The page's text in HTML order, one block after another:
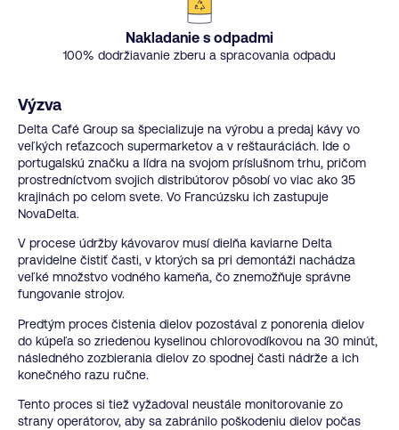
Nakladanie s odpadmi
100% dodržiavanie zberu a spracovania odpadu
Výzva
Delta Café Group sa špecializuje na výrobu a predaj kávy vo
veľkých reťazcoch supermarketov a v reštauráciách. Ide o
portugalskú značku a lídra na svojom príslušnom trhu, pričom
prostredníctvom svojich distribútorov pôsobí vo viac ako 35
krajinách po celom svete. Vo Francúzsku ich zastupuje
NovaDelta.
V procese údržby kávovarov musí dielňa kaviarne Delta
pravidelne čistiť časti, v ktorých sa pri demontáži nachádza
veľké množstvo vodného kameňa, čo znemožňuje správne
fungovanie strojov.
Predtým proces čistenia dielov pozostával z ponorenia dielov
do kúpeľa so zriedenou kyselinou chlorovodíkovou na 30 minút,
následného zozbierania dielov zo spodnej časti nádrže a ich
konečného razu ručne.
Tento proces si tiež vyžadoval neustále monitorovanie zo
strany operátorov, aby sa zabránilo poškodeniu dielov počas